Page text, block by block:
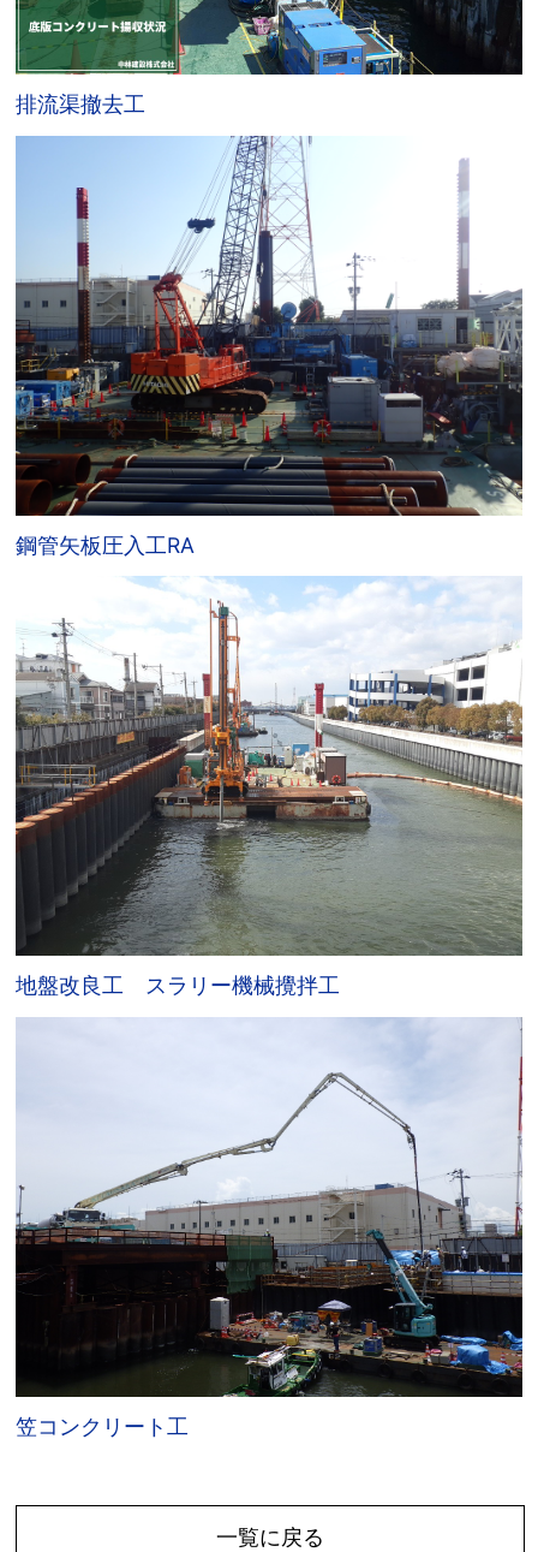
排流渠撤去工
鋼管矢板圧入工RA
地盤改良工 スラリー機械攪拌工
笠コンクリート工
一覧に戻る